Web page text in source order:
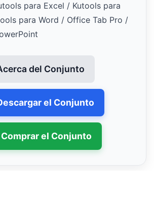
para Excel / Kutools para
para Word / Office Tab Pro /
del Conjunto
el Conjunto
Comprar el Conjunto